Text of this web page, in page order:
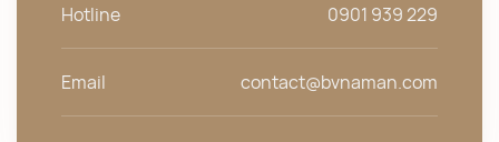
Hotline 0901 939 229
Email contact@bvnaman.com